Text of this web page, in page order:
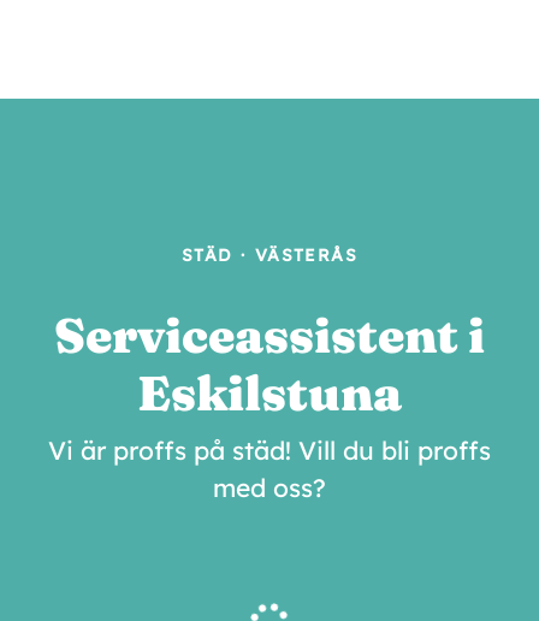
STÄD · VÄSTERÅS
Serviceassistent i
Eskilstuna
Vi är proffs på städ! Vill du bli proffs
med oss?